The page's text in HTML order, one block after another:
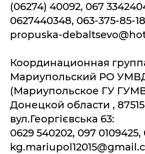
(06274) 40092, 067
0627440348, 063-375-85-18
propuska-
Координационная
Мариупольский РО
(Мариупольское ГУ
Донецкой области ,
вул.Георгієвська 63:
0629 540202, 097 0109425,